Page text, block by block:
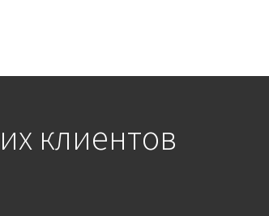
клиентов